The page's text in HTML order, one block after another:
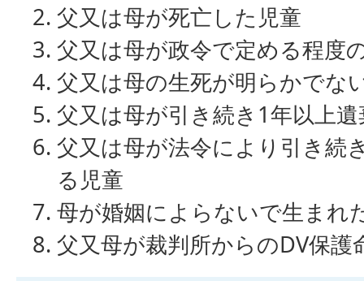
父又は母が死亡した児童
父又は母が政令で定める程度
父又は母の生死が明らかでな
父又は母が引き続き1年以上
父又は母が法令により引き続
る児童
母が婚姻によらないで生まれ
父又母が裁判所からのDV保護